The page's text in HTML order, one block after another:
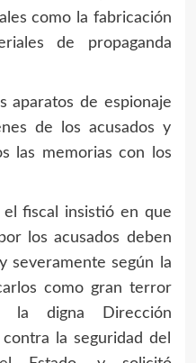
como la fabricación
de propaganda
de espionaje
de los acusados y
las memorias con los
fiscal insistió en que
los acusados deben
severamente según la
como gran terror
la digna Dirección
la seguridad del